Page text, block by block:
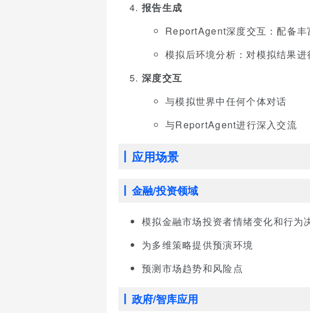
报告生成
ReportAgent深度交互：配备
模拟后环境分析：对模拟结果进
深度交互
与模拟世界中任何个体对话
与ReportAgent进行深入交流
应用场景
金融/投资领域
模拟金融市场投资者情绪变化和行为
为多维策略提供预演环境
预测市场趋势和风险点
政府/智库应用